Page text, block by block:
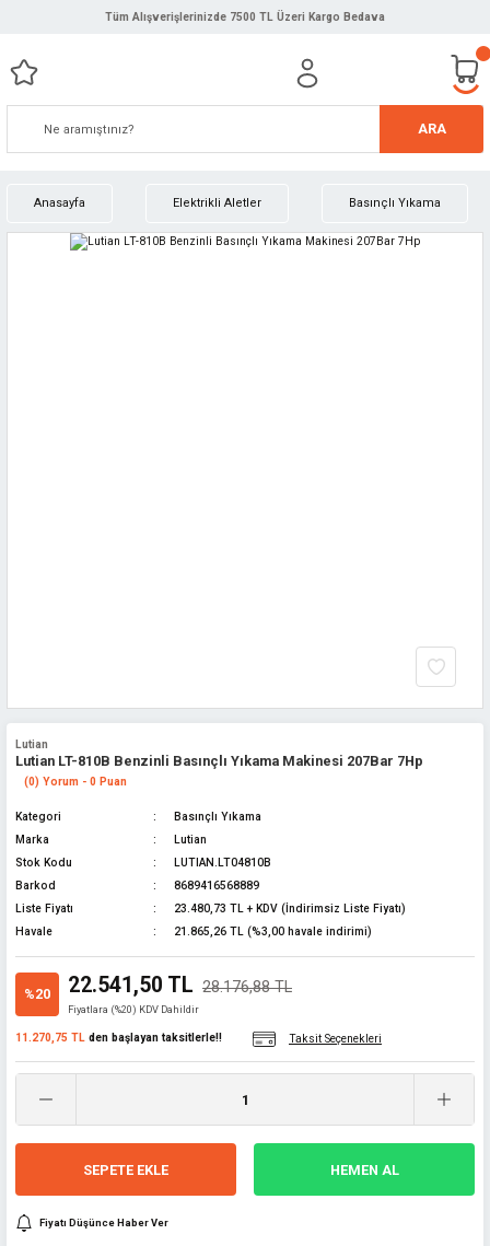
Tüm Alışverişlerinizde 7500 TL Üzeri Kargo Bedava
ARA
Anasayfa Elektrikli Aletler Basınçlı Yıkama
Lutian
Lutian LT-810B Benzinli Basınçlı Yıkama Makinesi 207Bar 7Hp
(0) Yorum - 0 Puan
Kategori
Basınçlı Yıkama
Marka
Lutian
Stok Kodu
LUTIAN.LT04810B
Barkod
8689416568889
Liste Fiyatı
23.480,73 TL + KDV (İndirimsiz Liste Fiyatı)
Havale
21.865,26 TL (%3,00 havale indirimi)
%20 22.541,50 TL 28.176,88 TL
Fiyatlara (%20) KDV Dahildir
11.270,75 TL den başlayan taksitlerle!! Taksit Seçenekleri
SEPETE EKLE HEMEN AL
Fiyatı Düşünce Haber Ver